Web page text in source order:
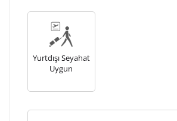
Yurtdışı Seyahat
Uygun